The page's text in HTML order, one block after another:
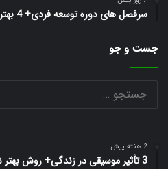
سرفصل های دوره توسعه فردی+ 4 بهترین دوره در ایران
جست و جو
2 هفته پیش
3 تأثیر موسیقی در زندگی+ روش بهتر شنیدن موسیقی